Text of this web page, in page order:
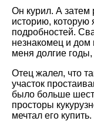
Он курил. А затем
историю,
подробностей.
незнакомец и дом
меня долгие
Отец жалел, что
участок
было больше
просторы
мечтал его